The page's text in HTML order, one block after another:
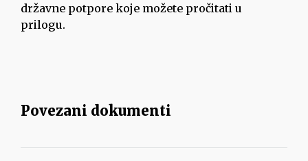
državne potpore koje možete pročitati u
prilogu.
Povezani dokumenti